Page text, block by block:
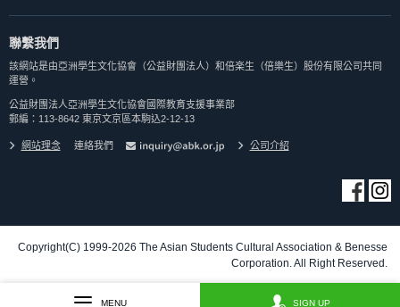
聯繫我們
該網站是由亞洲學生文化協會（公益財團法人）和倍楽生（倍樂生）股份有限公司共同
運營。
公益財團法人亞洲學生文化協會國際教育支援事業部
郵編：113-8642 東京文京區本駒込2-12-13
網站理念 連絡我們 公司介紹
Copyright(C) 1999-2026 The Asian Students Cultural Association & Benesse
Corporation. All Right Reserved.
MENU SIGN UP